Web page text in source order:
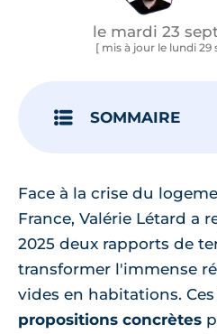
le mardi 23
[ mis à jour le lundi 29
SOMMAIRE
Face à la crise du
France, Valérie Létard a
2025 deux rapports de
transformer l'immense
vides en habitations.
propositions concrètes